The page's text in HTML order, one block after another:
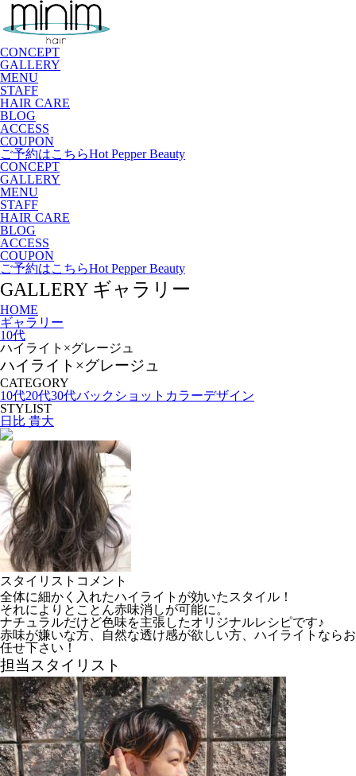
CONCEPT
GALLERY
MENU
STAFF
HAIR CARE
BLOG
ACCESS
COUPON
ご予約はこちらHot Pepper Beauty
CONCEPT
GALLERY
MENU
STAFF
HAIR CARE
BLOG
ACCESS
COUPON
ご予約はこちらHot Pepper Beauty
GALLERY ギャラリー
HOME
ギャラリー
10代
ハイライト×グレージュ
ハイライト×グレージュ
CATEGORY
10代20代30代バックショット カラーデザイン
STYLIST
日比 貴大
スタイリストコメント
全体に細かく入れたハイライトが効いたスタイル！
それによりとことん赤味消しが可能に。
ナチュラルだけど色味を主張したオリジナルレシピです♪
赤味が嫌いな方、自然な透け感が欲しい方、ハイライトならお
任せ下さい！
担当スタイリスト